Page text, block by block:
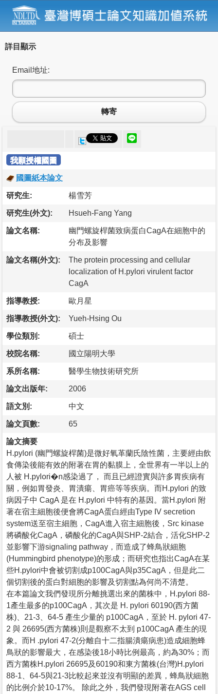
詳目顯示
Email地址:
轉寄
我願授權國圖
國圖紙本論文
研究生: 楊雪芳
研究生(外文): Hsueh-Fang Yang
論文名稱:
幽門螺旋桿菌致病蛋白CagA在細胞中的
分布及影響
論文名稱(外文):
The protein processing and cellular
localization of H.pylori virulent factor
CagA
指導教授: 歐月星
指導教授(外文): Yueh-Hsing Ou
學位類別: 碩士
校院名稱: 國立陽明大學
系所名稱: 醫學生物技術研究所
論文出版年: 2006
語文別: 中文
論文頁數: 65
論文摘要
H.pylori (幽門螺旋桿菌)是微好氧革蘭氏陰性菌，主要經由飲
食傳染後能有效的附著在胃的黏膜上，全世界有一半以上的
人被 H.pylori�n感染過了， 而且已經證實與許多胃疾病有
關，例如胃發炎、胃潰瘍、胃癌等等疾病。而H.pylori 的致
病因子中 CagA 是在 H.pylori 中特有的基因。當H.pylori 附
著在宿主細胞後便會將CagA蛋白經由Type IV secretion
system送至宿主細胞，CagA進入宿主細胞後，Src kinase
將磷酸化CagA，磷酸化的CagA與SHP-2結合，活化SHP-2
並影響下游signaling pathway，而造成了蜂鳥狀細胞
(Hummingbird phenotype)的形成；而研究也指出CagA在某
些H.pylori中會被切割成p100CagA與p35CagA，但是此二
個切割後的蛋白對細胞的影響及切割點為何尚不清楚。
在本篇論文我們發現所分離挑選出來的菌株中，H.pylori 88-
1產生最多的p100CagA，其次是 H. pylori 60190(西方菌
株)、21-3、64-5 產生少量的 p100CagA，至於 H. pylori 47-
2 與 26695(西方菌株)則是觀察不太到 p100CagA 產生的現
象。而H .pylori 47-2(分離自十二指腸潰瘍病患)造成細胞蜂
鳥狀的影響最大，在感染後18小時比例最高，約為30%；而
西方菌株H.pylori 26695及60190和東方菌株(台灣)H.pylori
88-1、64-5與21-3比較起來並沒有明顯的差異，蜂鳥狀細胞
的比例介於10-17%。 除此之外，我們發現附著在AGS cell